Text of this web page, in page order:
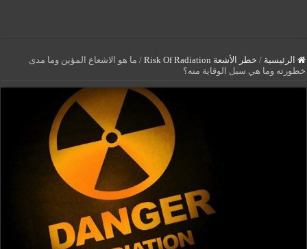
الرئيسية / خطر الأشعة Risk Of Radiation / ما هو الاشعاع المؤين وما مدى
خطورته وما هي سبل الوقاية منه؟